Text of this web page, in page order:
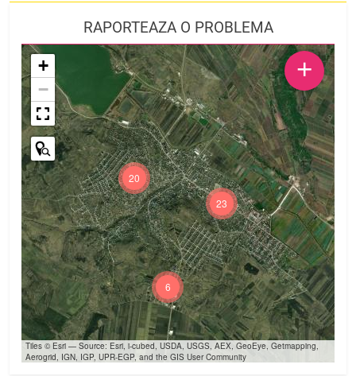
RAPORTEAZA O PROBLEMA
23
20
6
+
−
Tiles © Esri — Source: Esri, i-cubed, USDA, USGS, AEX, GeoEye, Getmapping,
Aerogrid, IGN, IGP, UPR-EGP, and the GIS User Community
+